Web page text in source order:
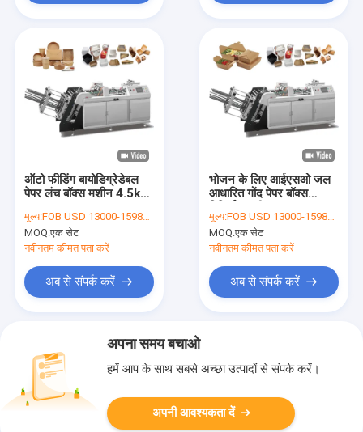
ऑटो फीडिंग बायोडिग्रेडेबल
पेपर लंच बॉक्स मशीन 4.5kw
मूल्य:FOB USD 13000-15980 per set
MOQ:एक सेट
नवीनतम कीमत पता करें
अब से संपर्क करें
भोजन के लिए आईएसओ जल
आधारित गोंद पेपर बॉक्स
मूल्य:FOB USD 13000-15980 per set
MOQ:एक सेट
नवीनतम कीमत पता करें
अब से संपर्क करें
अपना समय बचाओ
हमें आप के साथ सबसे अच्छा उत्पादों से संपर्क करें।
अपनी आवश्यकता दें